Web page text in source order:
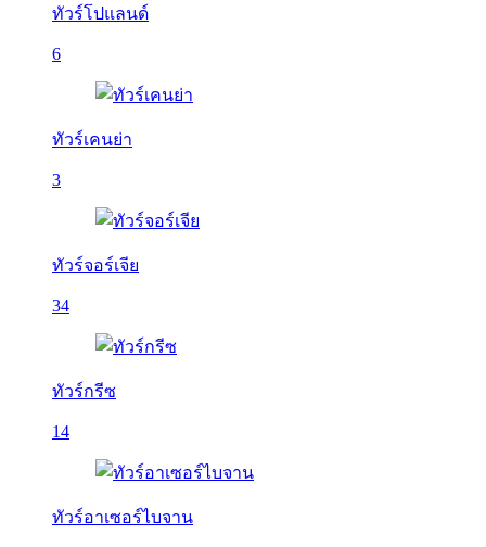
ทัวร์โปแลนด์
6
ทัวร์เคนย่า
3
ทัวร์จอร์เจีย
34
ทัวร์กรีซ
14
ทัวร์อาเซอร์ไบจาน